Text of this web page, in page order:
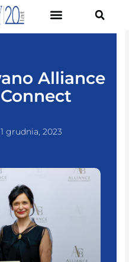
Alliance
grudnia, 2023